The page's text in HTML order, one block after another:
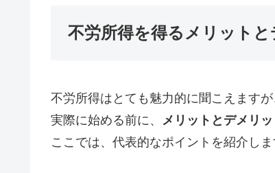
不労所得を得るメリット
不労所得はとても魅力的に聞こえます
実際に始める前に、
メリットとデメリ
ここでは、代表的なポイントを紹介しま